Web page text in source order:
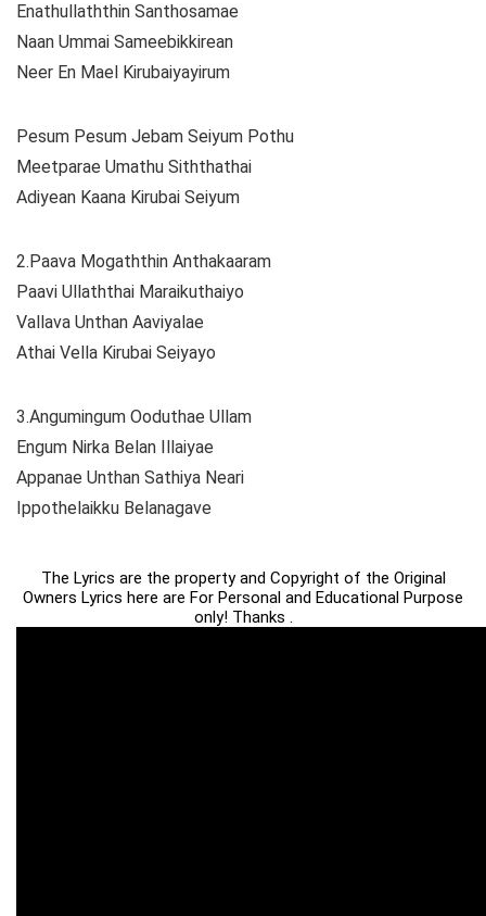
Enathullaththin Santhosamae
Naan Ummai Sameebikkirean
Neer En Mael Kirubaiyayirum
Pesum Pesum Jebam Seiyum Pothu
Meetparae Umathu Siththathai
Adiyean Kaana Kirubai Seiyum
2.Paava Mogaththin Anthakaaram
Paavi Ullaththai Maraikuthaiyo
Vallava Unthan Aaviyalae
Athai Vella Kirubai Seiyayo
3.Angumingum Ooduthae Ullam
Engum Nirka Belan Illaiyae
Appanae Unthan Sathiya Neari
Ippothelaikku Belanagave
The Lyrics are the property and Copyright of the Original
Owners Lyrics here are For Personal and Educational Purpose
only! Thanks .